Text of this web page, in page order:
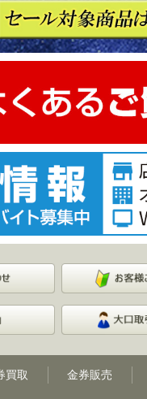
買取 金券販売